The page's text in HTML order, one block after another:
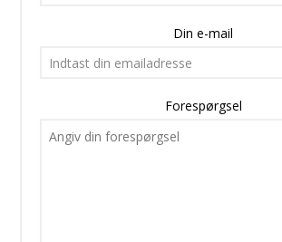
Din e-mail
Forespørgsel